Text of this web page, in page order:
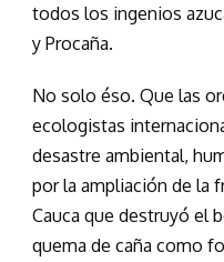
todos los ingenios
y Procaña.
No solo éso. Que las
ecologistas
desastre ambiental,
por la ampliación de la
Cauca que destruyó el
quema de caña como